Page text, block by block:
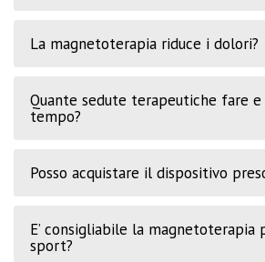
La magnetoterapia riduce i dolori?
Quante sedute terapeutiche fare
tempo?
Posso acquistare il dispositivo
E’ consigliabile la magnetoterapia
sport?